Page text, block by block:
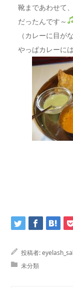
靴まであわせて
だったんです～
（カレーに目が
やっぱカレーに
投稿者:
未分類